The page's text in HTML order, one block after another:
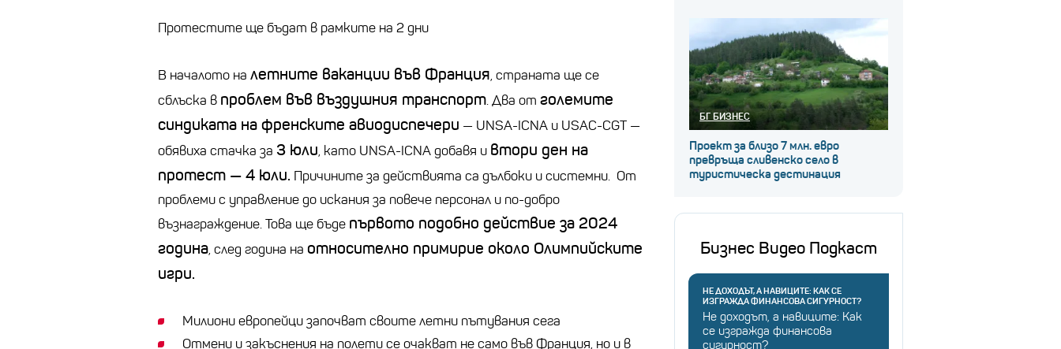
Протестите ще бъдат в рамките на 2 дни
В началото на летните ваканции във Франция, страната ще се
сблъска в проблем във въздушния транспорт. Два от големите
синдиката на френските авиодиспечери — UNSA-ICNA и USAC-CGT —
обявиха стачка за 3 юли, като UNSA-ICNA добавя и втори ден на
протест — 4 юли. Причините за действията са дълбоки и системни. От
проблеми с управление до искания за повече персонал и по-добро
възнаграждение. Това ще бъде първото подобно действие за 2024
година, след година на относително примирие около Олимпийските
игри.
Милиони европейци започват своите летни пътувания сега
Отмени и закъснения на полети се очакват не само във Франция, но и в
БГ БИЗНЕС
Проект за близо 7 млн. евро
превръща сливенско село в
туристическа дестинация
Бизнес Видео Подкаст
НЕ ДОХОДЪТ, А НАВИЦИТЕ: КАК СЕ
ИЗГРАЖДА ФИНАНСОВА СИГУРНОСТ?
Не доходът, а навиците: Как
се изгражда финансова
сигурност?